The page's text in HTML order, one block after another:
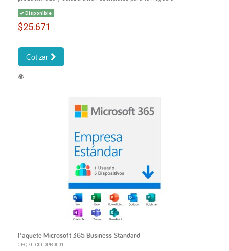
Disponible
$25.671
Cotizar
Paquete Microsoft 365 Business Standard
CFQ7TTC0LDPB:0001